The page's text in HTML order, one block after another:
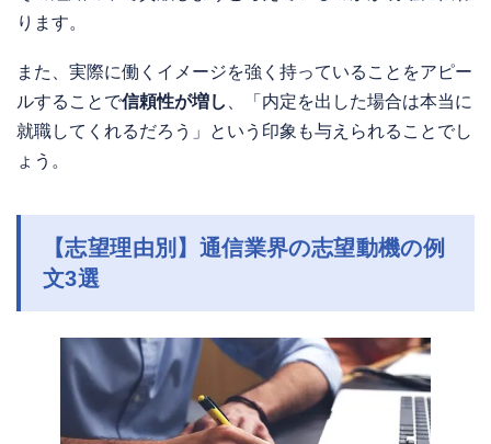
ります。
また、実際に働くイメージを強く持っていることをアピー
ルすることで信頼性が増し
、「内定を出した場合は本当に
就職してくれるだろう」という印象も与えられることでし
ょう。
【志望理由別】通信業界の志望動機の例
文3選